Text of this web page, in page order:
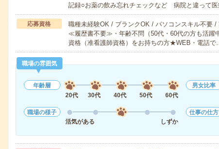
記録○お薬の飲み忘れチェックなど 病院と違って
応募資格
職種未経験OK / ブランクOK / パソコンスキル不要 /
≪履歴書不要≫・年齢不問（50代・60代の方も活躍
資格（准看護師資格）をお持ちの方★WEB・電話
職場の雰囲気
年齢層
20代
30代 40代 50代 60代
男女比率
職場の様子
活気がある
しずか
仕事の仕方